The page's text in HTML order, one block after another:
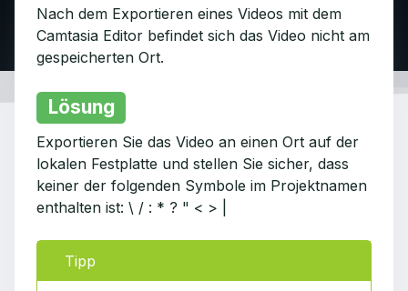
Nach dem Exportieren eines Videos mit dem
Camtasia Editor befindet sich das Video nicht am
gespeicherten Ort.
Lösung
Exportieren Sie das Video an einen Ort auf der
lokalen Festplatte und stellen Sie sicher, dass
keiner der folgenden Symbole im Projektnamen
enthalten ist: \ / : * ? " < > |
Tipp